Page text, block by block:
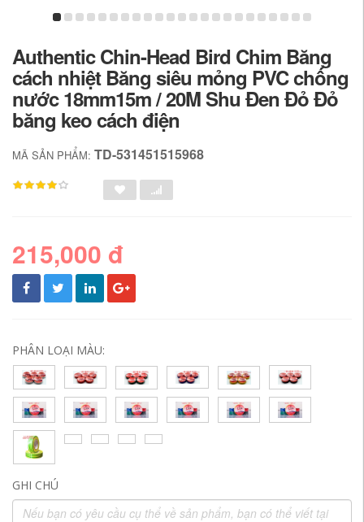
Authentic Chin-Head Bird Chim Băng
cách nhiệt Băng siêu mỏng PVC chống
nước 18mm15m / 20M Shu Đen Đỏ Đỏ
băng keo cách điện
MÃ SẢN PHẨM: TD-531451515968
215,000 đ
PHÂN LOẠI MÀU:
GHI CHÚ